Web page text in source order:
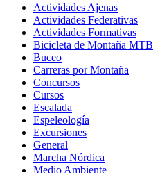
Actividades Ajenas
Actividades Federativas
Actividades Formativas
Bicicleta de Montaña MTB
Buceo
Carreras por Montaña
Concursos
Cursos
Escalada
Espeleología
Excursiones
General
Marcha Nórdica
Medio Ambiente